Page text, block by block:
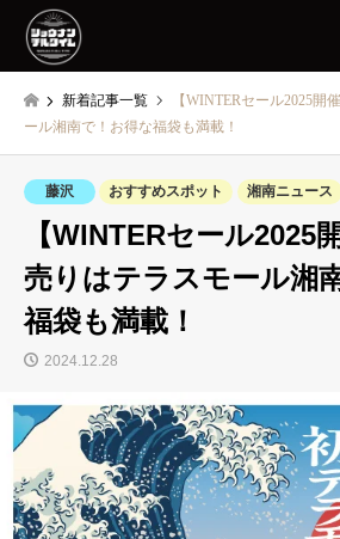
新着記事一覧
【WINTERセール2025開
ール湘南で！お得な福袋も満載！
藤沢 おすすめスポット 湘南ニュース
【WINTERセール2025
売りはテラスモール湘
福袋も満載！
2024.12.28